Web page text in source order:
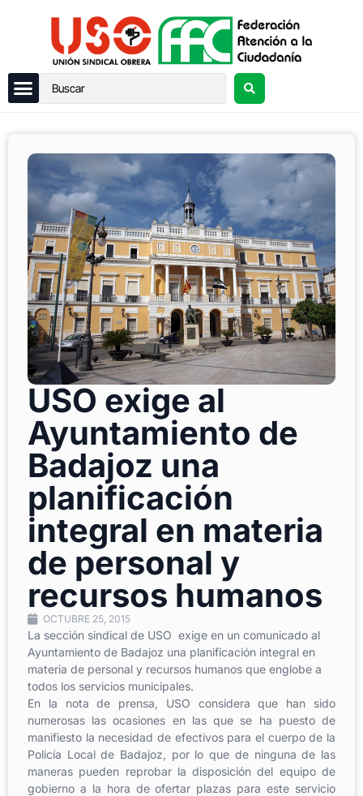
USO exige al
Ayuntamiento de
Badajoz una
planificación
integral en materia
de personal y
recursos humanos
OCTUBRE 25, 2015
La sección sindical de USO exige en un comunicado al
Ayuntamiento de Badajoz una planificación integral en
materia de personal y recursos humanos que englobe a
todos los servicios municipales.
En la nota de prensa, USO considera que han sido
numerosas las ocasiones en las que se ha puesto de
manifiesto la necesidad de efectivos para el cuerpo de la
Policía Local de Badajoz, por lo que de ninguna de las
maneras pueden reprobar la disposición del equipo de
gobierno a la hora de ofertar plazas para este servicio